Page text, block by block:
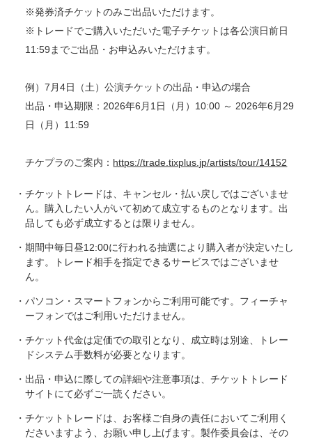
※発券済チケットのみご出品いただけます。
※トレードでご購入いただいた電子チケットは各公演日前日
11:59までご出品・お申込みいただけます。
例）7月4日（土）公演チケットの出品・申込の場合
出品・申込期限：2026年6月1日（月）10:00 ～ 2026年6月29
日（月）11:59
チケプラのご案内： https://trade.tixplus.jp/artists/tour/14152
・チケットトレードは、キャンセル・払い戻しではございませ
ん。購入したい人がいて初めて成立するものとなります。出
品しても必ず成立するとは限りません。
・期間中毎日昼12:00に行われる抽選により購入者が決定いたし
ます。トレード相手を指定できるサービスではございませ
ん。
・パソコン・スマートフォンからご利用可能です。フィーチャ
ーフォンではご利用いただけません。
・チケット代金は定価での取引となり、成立時は別途、トレー
ドシステム手数料が必要となります。
・出品・申込に際しての詳細や注意事項は、チケットトレード
サイトにて必ずご一読ください。
・チケットトレードは、お客様ご自身の責任においてご利用く
ださいますよう、お願い申し上げます。製作委員会は、その